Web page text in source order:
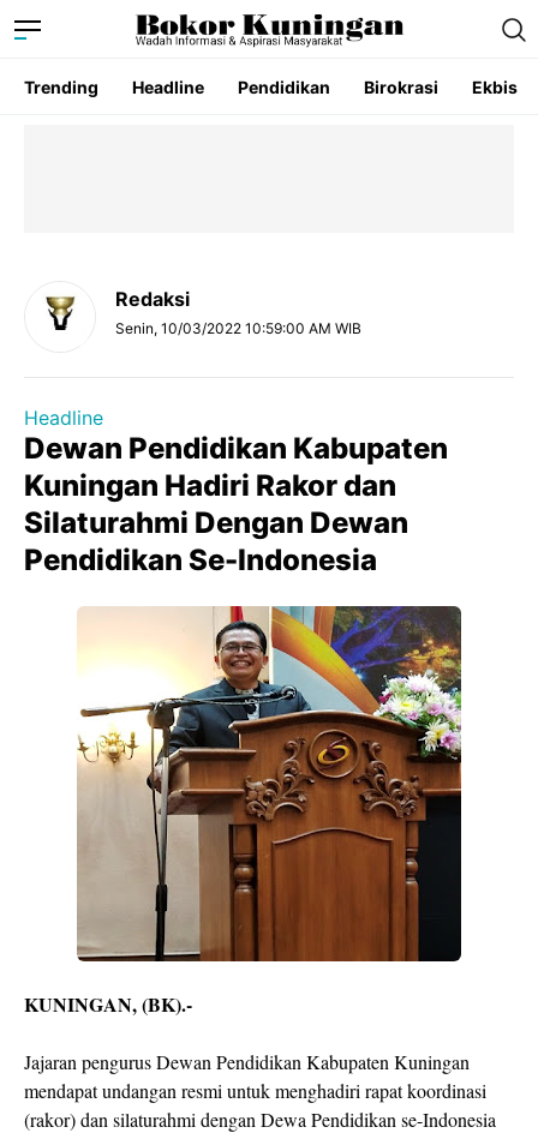
Trending Headline Pendidikan Birokrasi Ekbis
Redaksi
Senin, 10/03/2022 10:59:00 AM WIB
Headline
Dewan Pendidikan Kabupaten
Kuningan Hadiri Rakor dan
Silaturahmi Dengan Dewan
Pendidikan Se-Indonesia
KUNINGAN, (BK).-
Jajaran pengurus Dewan Pendidikan Kabupaten Kuningan
mendapat undangan resmi untuk menghadiri rapat koordinasi
(rakor) dan silaturahmi dengan Dewa Pendidikan se-Indonesia